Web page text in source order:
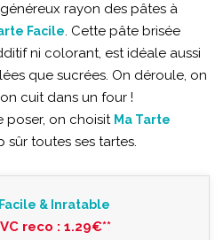
rayon des pâtes à
Facile. Cette pâte brisée
ni colorant, est idéale aussi
que sucrées. On déroule, on
cuit dans un four !
poser, on choisit Ma Tarte
sûr toutes ses tartes.
& Inratable
reco : 1.29€**